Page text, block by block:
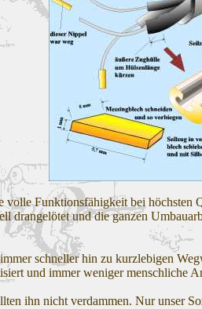
Funktionsfähigkeit bei höchsten
drangelötet und die ganzen
schneller hin zu kurzlebigen
und immer weniger menschliche
ihn nicht verdammen. Nur unser